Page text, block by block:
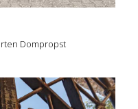
Dompropst